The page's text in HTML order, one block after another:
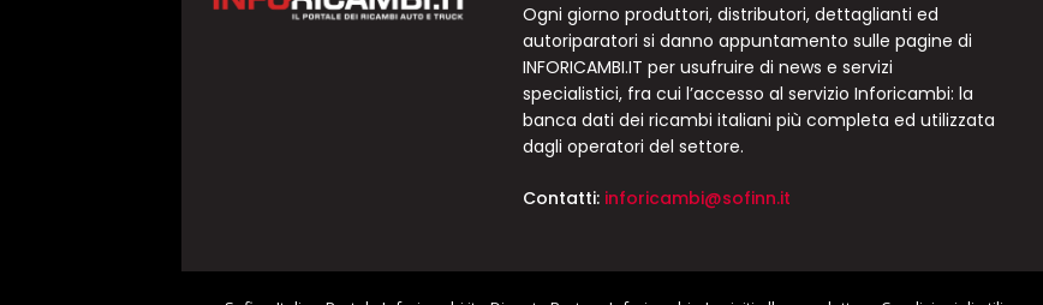
Ogni giorno produttori, distributori, dettaglianti ed
autoriparatori si danno appuntamento sulle pagine di
INFORICAMBI.IT per usufruire di news e servizi
specialistici, fra cui l’accesso al servizio Inforicambi: la
banca dati dei ricambi italiani più completa ed utilizzata
dagli operatori del settore.
Contatti: inforicambi@sofinn.it